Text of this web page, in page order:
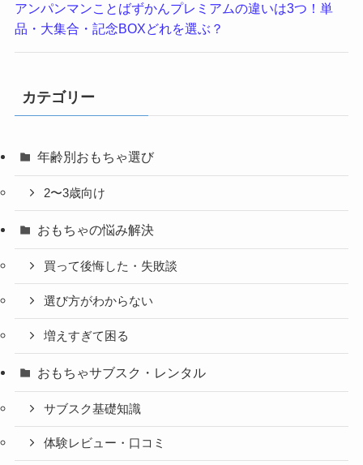
アンパンマンことばずかんプレミアムの違いは3つ！単
品・大集合・記念BOXどれを選ぶ？
カテゴリー
年齢別おもちゃ選び
2〜3歳向け
おもちゃの悩み解決
買って後悔した・失敗談
選び方がわからない
増えすぎて困る
おもちゃサブスク・レンタル
サブスク基礎知識
体験レビュー・口コミ